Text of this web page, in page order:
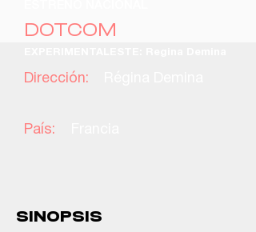
DOTCOM
Dirección:
País:
SINOPSIS